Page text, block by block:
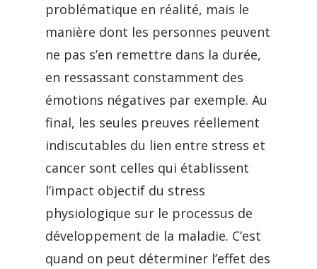
problématique en réalité, mais le
manière dont les personnes peuvent
ne pas s’en remettre dans la durée,
en ressassant constamment des
émotions négatives par exemple. Au
final, les seules preuves réellement
indiscutables du lien entre stress et
cancer sont celles qui établissent
l’impact objectif du stress
physiologique sur le processus de
développement de la maladie. C’est
quand on peut déterminer l’effet des